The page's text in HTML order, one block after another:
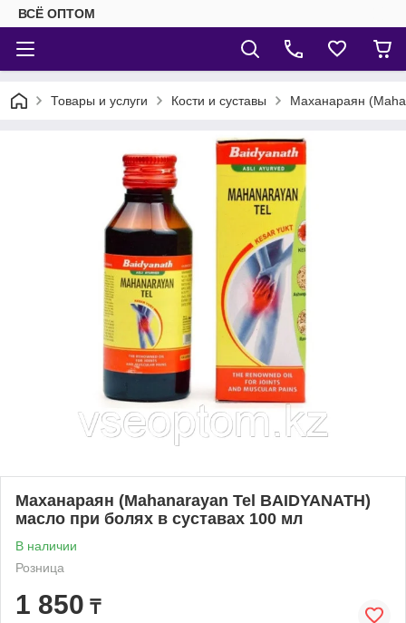
ВСЁ ОПТОМ
Товары и услуги Кости и суставы Маханараян
Маханараян (Mahanarayan Tel BAIDYANATH)
масло при болях в суставах 100 мл
В наличии
Розница
1 850 ₸